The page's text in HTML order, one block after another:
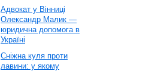
Адвокат у Вінниці
Олександр Малик —
юридична допомога в
Україні
Сніжна куля проти
лавини: у якому